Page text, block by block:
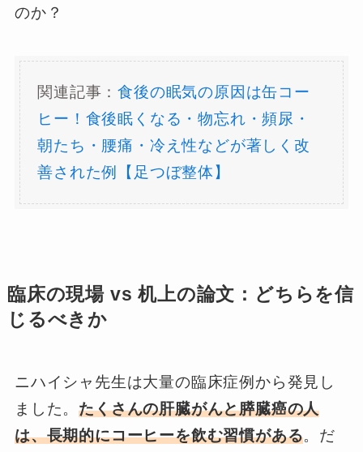
のか？
関連記事：食後の眠気の原因は缶コー
ヒー！食後眠くなる・物忘れ・頻尿・
朝たち・腰痛・冷え性などが著しく改
善された例【足つぼ整体】
臨床の現場 vs 机上の論文：どちらを信
じるべきか
ニハイシャ先生は大量の臨床症例から発見し
ました。たくさんの肝臓がんと膵臓癌の人
は、長期的にコーヒーを飲む習慣がある。だ